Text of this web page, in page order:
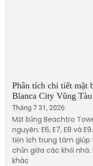
Phân tích chi tiết mặt
Blanca City Vũng Tàu
Tháng 7 31, 2026
Mặt bằng Beachtro
nguyên: E6, E7, E8 và
tiện ích trung tâm giúp
chắn giữa các khối
khác